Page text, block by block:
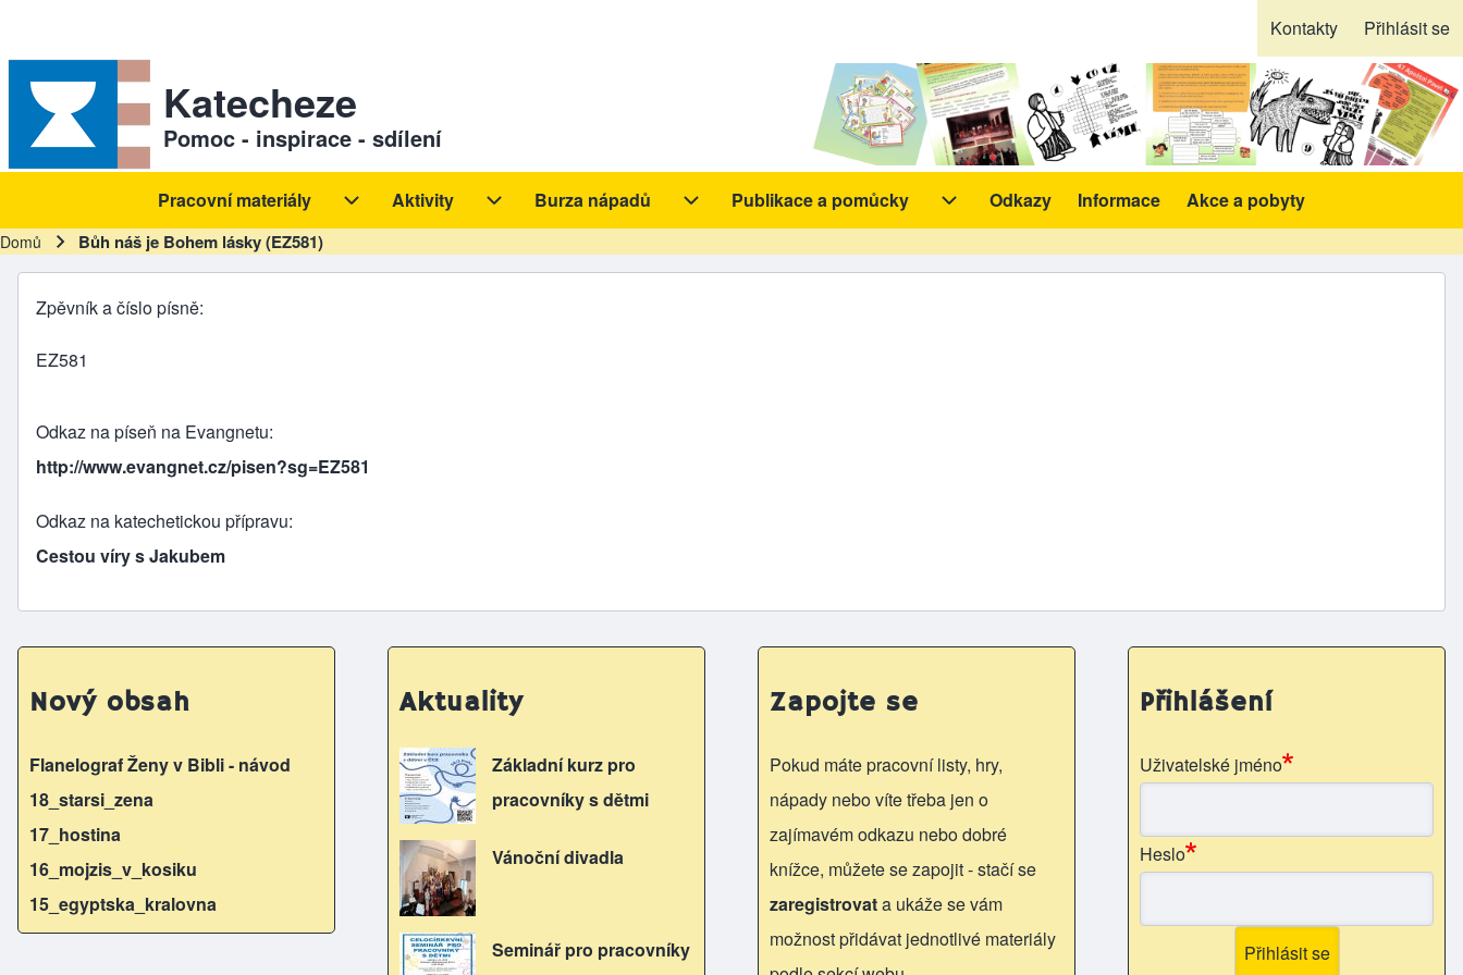
Sekundární odkazy
Kontakty Přihlásit se
Katecheze
Pomoc - inspirace - sdílení
Hlavní navigace
Pracovní materiály
Pracovní materiály sub-navigation
Aktivity
Aktivity sub-navigation
Burza nápadů
Burza nápadů sub-navigation
Publikace a pomůcky
Publikace a pomůcky sub-navigation
Odkazy Informace Akce a pobyty
Drobečková navigace
Domů Bůh náš je Bohem lásky (EZ581)
Zpěvník a číslo písně
EZ581
Odkaz na píseň na Evangnetu
http://www.evangnet.cz/pisen?sg=EZ581
Odkaz na katechetickou přípravu
Cestou víry s Jakubem
Nový obsah
Flanelograf Ženy v Bibli - návod
18_starsi_zena
17_hostina
16_mojzis_v_kosiku
15_egyptska_kralovna
Aktuality
Základní kurz pro
pracovníky s dětmi
Vánoční divadla
Seminář pro pracovníky
Zapojte se
Pokud máte pracovní listy, hry,
nápady nebo víte třeba jen o
zajímavém odkazu nebo dobré
knížce, můžete se zapojit - stačí se
zaregistrovata ukáže se vám
možnost přidávat jednotlivé materiály
Přihlášení
Uživatelské jméno
Heslo